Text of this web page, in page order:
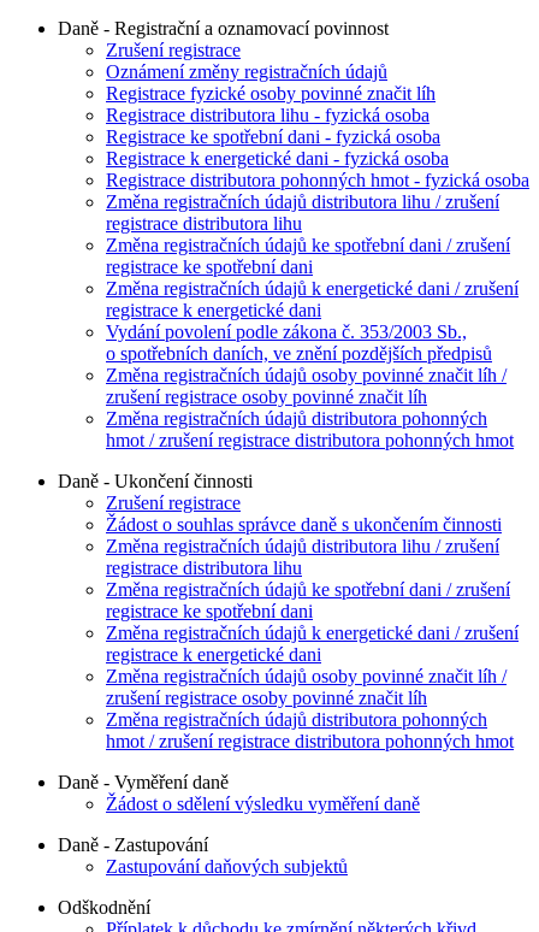
Daně - Registrační a oznamovací povinnost
Zrušení registrace
Oznámení změny registračních údajů
Registrace fyzické osoby povinné značit líh
Registrace distributora lihu - fyzická osoba
Registrace ke spotřební dani - fyzická osoba
Registrace k energetické dani - fyzická osoba
Registrace distributora pohonných hmot - fyzická osoba
Změna registračních údajů distributora lihu / zrušení
registrace distributora lihu
Změna registračních údajů ke spotřební dani / zrušení
registrace ke spotřební dani
Změna registračních údajů k energetické dani / zrušení
registrace k energetické dani
Vydání povolení podle zákona č. 353/2003 Sb.,
o spotřebních daních, ve znění pozdějších předpisů
Změna registračních údajů osoby povinné značit líh /
zrušení registrace osoby povinné značit líh
Změna registračních údajů distributora pohonných
hmot / zrušení registrace distributora pohonných hmot
Daně - Ukončení činnosti
Zrušení registrace
Žádost o souhlas správce daně s ukončením činnosti
Změna registračních údajů distributora lihu / zrušení
registrace distributora lihu
Změna registračních údajů ke spotřební dani / zrušení
registrace ke spotřební dani
Změna registračních údajů k energetické dani / zrušení
registrace k energetické dani
Změna registračních údajů osoby povinné značit líh /
zrušení registrace osoby povinné značit líh
Změna registračních údajů distributora pohonných
hmot / zrušení registrace distributora pohonných hmot
Daně - Vyměření daně
Žádost o sdělení výsledku vyměření daně
Daně - Zastupování
Zastupování daňových subjektů
Odškodnění